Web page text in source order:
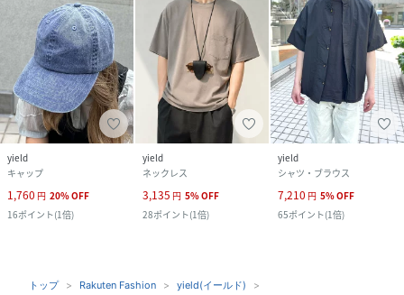
yield
キャップ
1,760 円 20%OFF
16ポイント(1倍)
yield
ネックレス
3,135 円 5%OFF
28ポイント(1倍)
yield
シャツ・ブラウス
7,210 円 5%OFF
65ポイント(1倍)
トップ Rakuten Fashion
yield(イールド)